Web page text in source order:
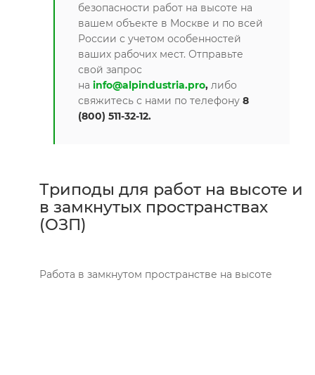
безопасности работ на высоте на
вашем объекте в Москве и по всей
России с учетом особенностей
ваших рабочих мест. Отправьте
свой запрос
на info@alpindustria.pro, либо
свяжитесь с нами по телефону 8
(800) 511-32-12.
Триподы для работ на высоте и
в замкнутых пространствах
(ОЗП)
Работа в замкнутом пространстве на высоте